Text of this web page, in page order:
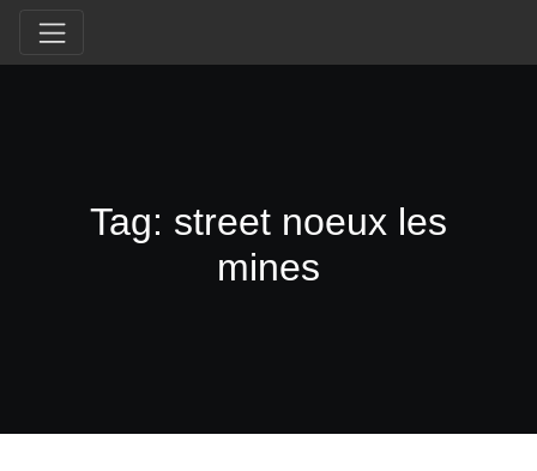
Tag: street noeux les
mines